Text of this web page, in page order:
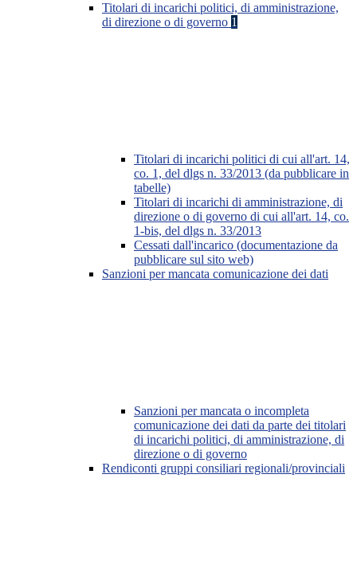
Titolari di incarichi politici, di amministrazione,
di direzione o di governo 1
Titolari di incarichi politici di cui all'art. 14,
co. 1, del dlgs n. 33/2013 (da pubblicare in
tabelle)
Titolari di incarichi di amministrazione, di
direzione o di governo di cui all'art. 14, co.
1-bis, del dlgs n. 33/2013
Cessati dall'incarico (documentazione da
pubblicare sul sito web)
Sanzioni per mancata comunicazione dei dati
Sanzioni per mancata o incompleta
comunicazione dei dati da parte dei titolari
di incarichi politici, di amministrazione, di
direzione o di governo
Rendiconti gruppi consiliari regionali/provinciali